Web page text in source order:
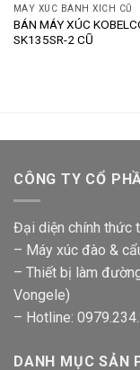
MÁY XÚC BÁNH XÍCH CŨ
BÁN MÁY XÚC
SK135SR-2 CŨ
CÔNG TY CỔ
Đại diện chính thức
– Máy xúc đào &
– Thiết bị làm
Vongele)
– Hotline:
DANH MỤC SẢN